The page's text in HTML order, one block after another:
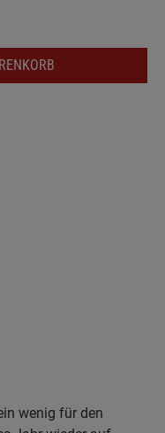
Wert ein
wenig für den